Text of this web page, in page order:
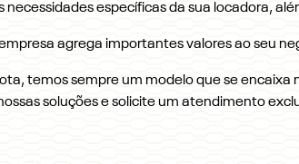
necessidades específicas da sua locadora,
agrega importantes valores ao seu
temos sempre um modelo que se encaixa
soluções e solicite um atendimento